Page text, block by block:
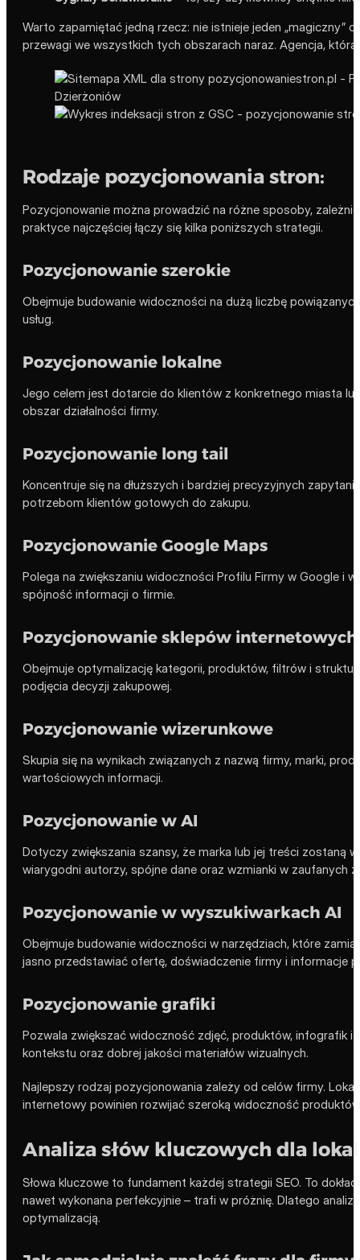
Warto zapamiętać jedną rzecz: nie istnieje jeden
przewagi we wszystkich tych obszarach naraz. Agencja,
Rodzaje pozycjonowania stron:
Pozycjonowanie można prowadzić na różne sposoby,
praktyce najczęściej łączy się kilka poniższych strategii.
Pozycjonowanie szerokie
Obejmuje budowanie widoczności na dużą liczbę
usług.
Pozycjonowanie lokalne
Jego celem jest dotarcie do klientów z konkretnego miasta
obszar działalności firmy.
Pozycjonowanie long tail
Koncentruje się na dłuższych i bardziej precyzyjnych
potrzebom klientów gotowych do zakupu.
Pozycjonowanie Google Maps
Polega na zwiększaniu widoczności Profilu Firmy w Google i
spójność informacji o firmie.
Pozycjonowanie sklepów internetowych
Obejmuje optymalizację kategorii, produktów, filtrów i
podjęcia decyzji zakupowej.
Pozycjonowanie wizerunkowe
Skupia się na wynikach związanych z nazwą firmy, marki,
wartościowych informacji.
Pozycjonowanie w AI
Dotyczy zwiększania szansy, że marka lub jej treści zostaną
wiarygodni autorzy, spójne dane oraz wzmianki w zaufanych
Pozycjonowanie w wyszukiwarkach AI
Obejmuje budowanie widoczności w narzędziach, które
jasno przedstawiać ofertę, doświadczenie firmy i informacje
Pozycjonowanie grafiki
Pozwala zwiększać widoczność zdjęć, produktów, infografik i
kontekstu oraz dobrej jakości materiałów wizualnych.
Najlepszy rodzaj pozycjonowania zależy od celów firmy.
internetowy powinien rozwijać szeroką widoczność
Analiza słów kluczowych dla
Słowa kluczowe to fundament każdej strategii SEO. To
nawet wykonana perfekcyjnie – trafi w próżnię. Dlatego
optymalizacją.